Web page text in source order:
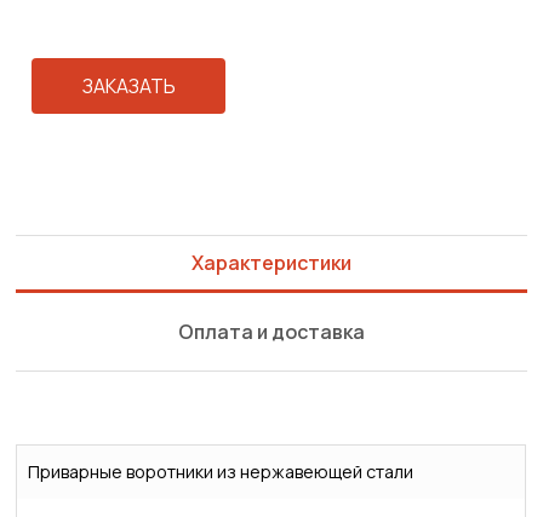
ЗАКАЗАТЬ
Характеристики
Оплата и доставка
Приварные воротники из нержавеющей стали